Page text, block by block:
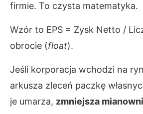
firmie. To czysta matematyka.
Wzór to EPS = Zysk Netto /
obrocie (float).
Jeśli korporacja wchodzi na
arkusza zleceń paczkę
je umarza, zmniejsza